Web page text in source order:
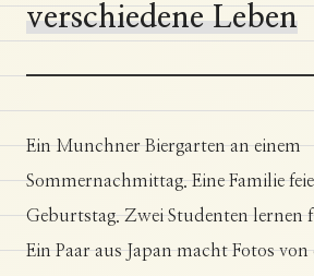
verschiedene Leben
Ein Munchner Biergarten an einem
Sommernachmittag. Eine Familie
Geburtstag. Zwei Studenten lernen
Ein Paar aus Japan macht Fotos von